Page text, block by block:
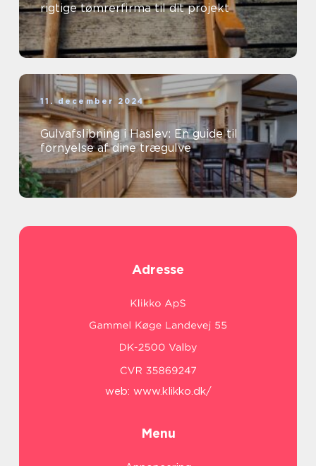
rigtige tømrerfirma til dit projekt
11. december 2024
Gulvafslibning i Haslev: En guide til
fornyelse af dine trægulve
Adresse
web: www.klikko.dk/
Menu